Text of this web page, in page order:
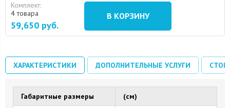
15 August 2024 10 September 2024
Комплект:
4 товара
59,650 руб.
В КОРЗИНУ
ХАРАКТЕРИСТИКИ ДОПОЛНИТЕЛЬНЫЕ УСЛУГИ
Габаритные размеры (см)